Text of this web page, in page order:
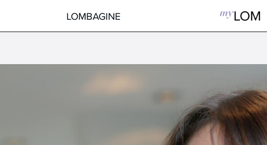
Pinsel Augen
Pinsel Lippen
Pinsel Sets
Pinsel Reinigung
LOMBAGINE